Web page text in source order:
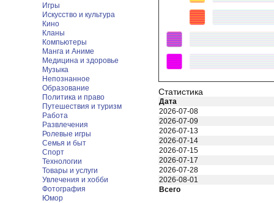
Игры
Искусство и культура
Кино
Кланы
Компьютеры
Манга и Аниме
Медицина и здоровье
Музыка
Непознанное
Образование
Политика и право
Путешествия и туризм
Работа
Развлечения
Ролевые игры
Семья и быт
Спорт
Технологии
Товары и услуги
Увлечения и хобби
Фотография
Юмор
Статистика
Дата
2026-07-08
2026-07-09
2026-07-13
2026-07-14
2026-07-15
2026-07-17
2026-07-28
2026-08-01
Всего